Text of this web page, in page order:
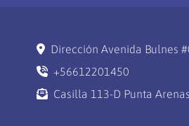
Dirección Avenida Bulnes
+56612201450
Casilla 113-D Punta